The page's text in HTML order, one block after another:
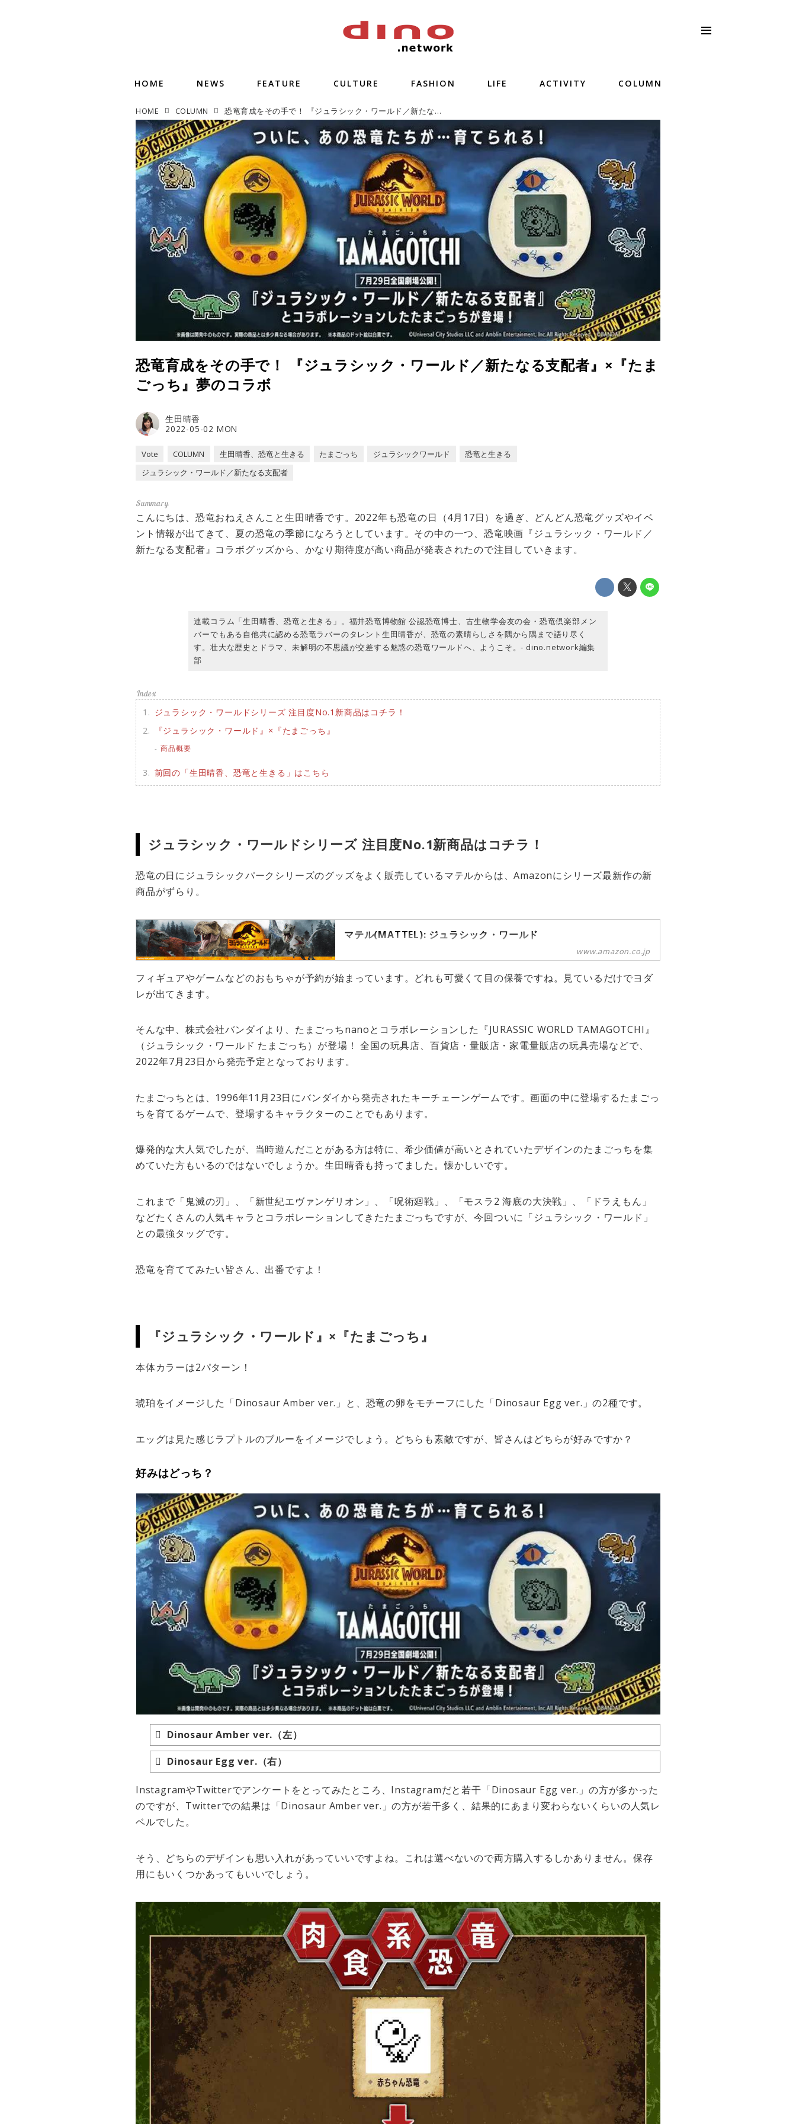
HOME NEWS FEATURE CULTURE FASHION LIFE ACTIVITY COLUMN
HOME COLUMN 恐竜育成をその手で！ 『ジュラシック・ワールド／新たなる支配者』×『たまごっち』夢のコラボ
恐竜育成をその手で！ 『ジュラシック・ワールド／新たなる支配者』×『たま
ごっち』夢のコラボ
2022-05-02 MON
生田晴香
Vote COLUMN 生田晴香、恐竜と生きる たまごっち ジュラシックワールド
恐竜と生きる
ジュラシック・ワールド／新たなる支配者
こんにちは、恐竜おねえさんこと生田晴香です。2022年も恐竜の日（4月17日）を過ぎ、どんどん恐竜グッズやイベ
ント情報が出てきて、夏の恐竜の季節になろうとしています。その中の一つ、恐竜映画『ジュラシック・ワールド／
新たなる支配者』コラボグッズから、かなり期待度が高い商品が発表されたので注目していきます。
連載コラム「生田晴香、恐竜と生きる」。福井恐竜博物館 公認恐竜博士、古生物学会友の会・恐竜倶楽部メン
バーでもある自他共に認める恐竜ラバーのタレント生田晴香が、恐竜の素晴らしさを隅から隅まで語り尽く
す。壮大な歴史とドラマ、未解明の不思議が交差する魅惑の恐竜ワールドへ、ようこそ。- dino.network編集
部
ジュラシック・ワールドシリーズ 注目度No.1新商品はコチラ！
『ジュラシック・ワールド』×『たまごっち』
商品概要
前回の「生田晴香、恐竜と生きる」はこちら
ジュラシック・ワールドシリーズ 注目度No.1新商品はコチラ！
恐竜の日にジュラシックパークシリーズのグッズをよく販売しているマテルからは、Amazonにシリーズ最新作の新
商品がずらり。
マテル(MATTEL): ジュラシック・ワールド
映画「ジュラシック・ワールド」の恐竜たちがおもちゃになって登場！
www.amazon.co.jp
フィギュアやゲームなどのおもちゃが予約が始まっています。どれも可愛くて目の保養ですね。見ているだけでヨダ
レが出てきます。
そんな中、株式会社バンダイより、たまごっちnanoとコラボレーションした『JURASSIC WORLD TAMAGOTCHI』
（ジュラシック・ワールド たまごっち）が登場！ 全国の玩具店、百貨店・量販店・家電量販店の玩具売場などで、
2022年7月23日から発売予定となっております。
たまごっちとは、1996年11月23日にバンダイから発売されたキーチェーンゲームです。画面の中に登場するたまごっ
ちを育てるゲームで、登場するキャラクターのことでもあります。
爆発的な大人気でしたが、当時遊んだことがある方は特に、希少価値が高いとされていたデザインのたまごっちを集
めていた方もいるのではないでしょうか。生田晴香も持ってました。懐かしいです。
これまで「鬼滅の刃」、「新世紀エヴァンゲリオン」、「呪術廻戦」、「モスラ2 海底の大決戦」、「ドラえもん」
などたくさんの人気キャラとコラボレーションしてきたたまごっちですが、今回ついに「ジュラシック・ワールド」
との最強タッグです。
恐竜を育ててみたい皆さん、出番ですよ！
『ジュラシック・ワールド』×『たまごっち』
本体カラーは2パターン！
琥珀をイメージした「Dinosaur Amber ver.」と、恐竜の卵をモチーフにした「Dinosaur Egg ver.」の2種です。
エッグは見た感じラプトルのブルーをイメージでしょう。どちらも素敵ですが、皆さんはどちらが好みですか？
好みはどっち？
Dinosaur Amber ver.（左）
Dinosaur Egg ver.（右）
InstagramやTwitterでアンケートをとってみたところ、Instagramだと若干「Dinosaur Egg ver.」の方が多かった
のですが、Twitterでの結果は「Dinosaur Amber ver.」の方が若干多く、結果的にあまり変わらないくらいの人気レ
ベルでした。
そう、どちらのデザインも思い入れがあっていいですよね。これは選べないので両方購入するしかありません。保存
用にもいくつかあってもいいでしょう。